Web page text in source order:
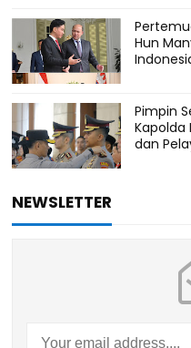
Hun
Pimpin
Kapolda
dan
NEWSLETTER